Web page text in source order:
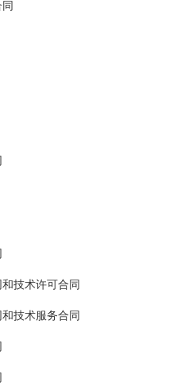
技术许可合同
技术服务合同